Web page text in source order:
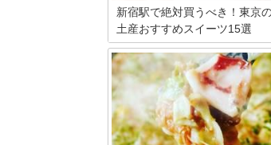
新宿駅で絶対買うべき！東京
土産おすすめスイーツ15選
新宿駅といえば日本一利用者の多
す。当然そんな駅の中に、お土産
は数知れず。その中でも駅周辺で
とができる特におすすめなお土産
を15店舗ご紹介します。東京土産
にしていただければと思います。